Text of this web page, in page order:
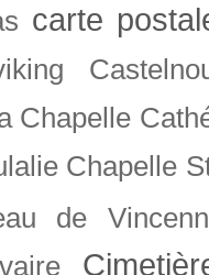
carte
Chapelle
Chapelle
de